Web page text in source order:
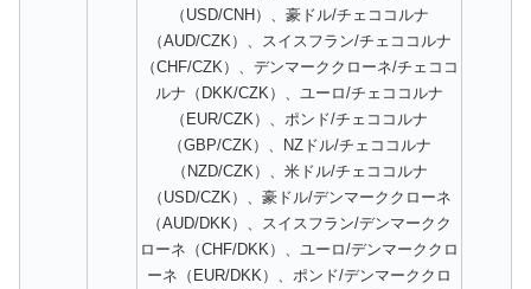
（USD/CNH）、豪ドル/チェココルナ
（AUD/CZK）、スイスフラン/チェココルナ
（CHF/CZK）、デンマーククローネ/チェココ
ルナ（DKK/CZK）、ユーロ/チェココルナ
（EUR/CZK）、ポンド/チェココルナ
（GBP/CZK）、NZドル/チェココルナ
（NZD/CZK）、米ドル/チェココルナ
（USD/CZK）、豪ドル/デンマーククローネ
（AUD/DKK）、スイスフラン/デンマークク
ローネ（CHF/DKK）、ユーロ/デンマーククロ
ーネ（EUR/DKK）、ポンド/デンマーククロ